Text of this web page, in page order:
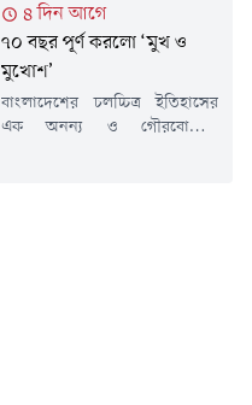
৪ দিন আগে
৭০ বছর পূর্ণ করলো ‘মুখ ও
মুখোশ’
বাংলাদেশের চলচ্চিত্র ইতিহাসের
এক অনন্য ও গৌরবোজ্জ্বল